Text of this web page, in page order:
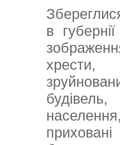
в
хрести,